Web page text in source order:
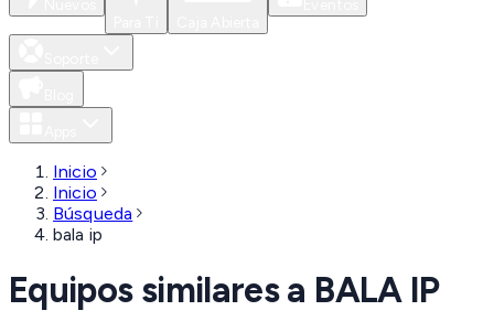
Inicio
Inicio
Búsqueda
bala ip
Equipos similares a BALA IP